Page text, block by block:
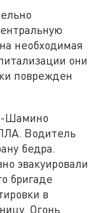
необходимая
они
поврежден
Шамино
Водитель
бедра.
эвакуировали
бригаде
в
Огонь